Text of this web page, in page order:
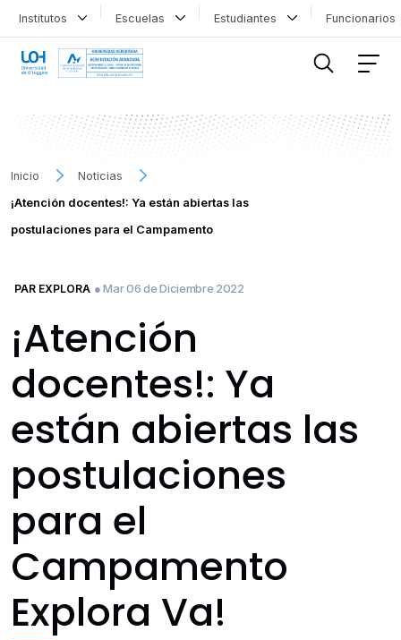
Institutos Escuelas Estudiantes
Inicio
Noticias
¡Atención docentes!: Ya están abiertas las
postulaciones para el Campamento
PAR EXPLORA ● Mar 06 de Diciembre 2022
¡Atención
docentes!: Ya
están abiertas las
postulaciones
para el
Campamento
Explora Va!